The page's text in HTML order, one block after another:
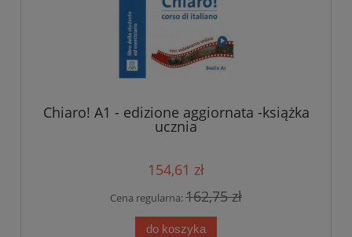
Chiaro! A1 - edizione aggiornata -książka
ucznia
154,61 zł
Cena regularna:162,75 zł
do koszyka